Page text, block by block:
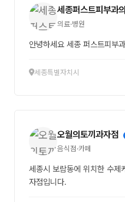
세종퍼스트피부과
의료·병원
안녕하세요 세종 퍼스트피부
세종특별자치시
오월의토끼과자점
음식점·카페
세종시 보람동에 위치한 수제
자점입니다.